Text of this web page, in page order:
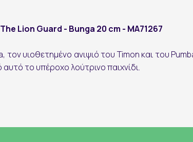
Lion Guard - Bunga 20 cm - MA71267
τον υιοθετημένο ανιψιό του Timon και του
το υπέροχο λούτρινο παιχνίδι.